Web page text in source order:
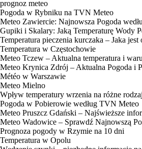
prognoz meteo
Pogoda w Rybniku na TVN Meteo
Meteo Zawiercie: Najnowsza Pogoda
Gupiki i Skalary: Jaką Temperaturę Wody
Temperatura pieczenia kurczaka – Jaka
Temperatura w Częstochowie
Meteo Tczew – Aktualna temperatura i
Meteo Krynica Zdrój – Aktualna Pogoda i
Météo w Warszawie
Meteo Mielno
Wpływ temperatury wrzenia na różne
Pogoda w Pobierowie według TVN Meteo
Meteo Pruszcz Gdański – Najświeższe
Meteo Wadowice – Sprawdź Najnowszą
Prognoza pogody w Rzymie na 10 dni
Temperatura w Opolu